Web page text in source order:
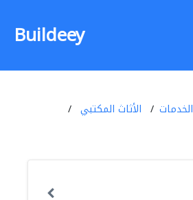
Buildeey
الخدمات
الأثاث المكتبي